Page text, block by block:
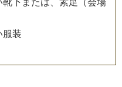
下または、素足（会場
装